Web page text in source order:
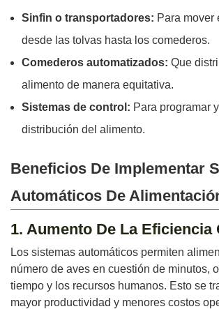
Sinfin o transportadores: Para mover
desde las tolvas hasta los comederos.
Comederos automatizados: Que
alimento de manera equitativa.
Sistemas de control: Para programar
distribución del alimento.
Beneficios De Implementar
Automáticos De
1. Aumento De La Eficiencia
Los sistemas automáticos permiten
número de aves en cuestión de minutos,
tiempo y los recursos humanos. Esto se
mayor productividad y menores costos